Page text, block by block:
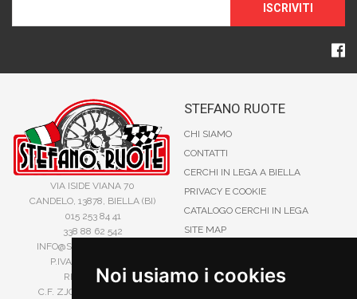
Noi usiamo i cookies
ISCRIVITI
VIA ISIDE VIANA 70
CANDELO, 13878, BIELLA (BI)
015 253 84 41
338 88 62 542
INFO@STEFANORUOTE.IT
P.IVA 02525900029
REA BI193453
C.F. ZJOSFN73H14A859X
STEFANO RUOTE
CHI SIAMO
CONTATTI
CERCHI IN LEGA A BIELLA
PRIVACY E COOKIE
CATALOGO CERCHI IN LEGA
SITE MAP